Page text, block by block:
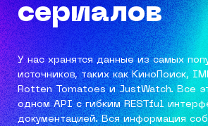
сериалов
У нас хранятся данные из самых
источников, таких как КиноПоиск,
Rotten Tomatoes и JustWatch. Все
одном API с гибким RESTful
документацией. Вся информация